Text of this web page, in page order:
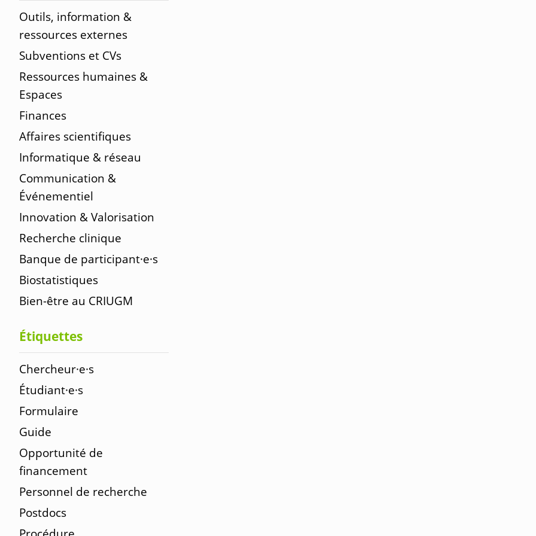
Outils, information &
ressources externes
Subventions et CVs
Ressources humaines &
Espaces
Finances
Affaires scientifiques
Informatique & réseau
Communication &
Événementiel
Innovation & Valorisation
Recherche clinique
Banque de participant·e·s
Biostatistiques
Bien-être au CRIUGM
Étiquettes
Chercheur·e·s
Étudiant·e·s
Formulaire
Guide
Opportunité de
financement
Personnel de recherche
Postdocs